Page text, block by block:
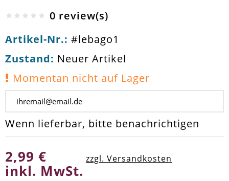
0 review(s)
Artikel-Nr.: #lebago1
Zustand: Neuer Artikel
Momentan nicht auf Lager
Wenn lieferbar, bitte benachrichtigen
2,99 €
inkl. MwSt.
zzgl. Versandkosten